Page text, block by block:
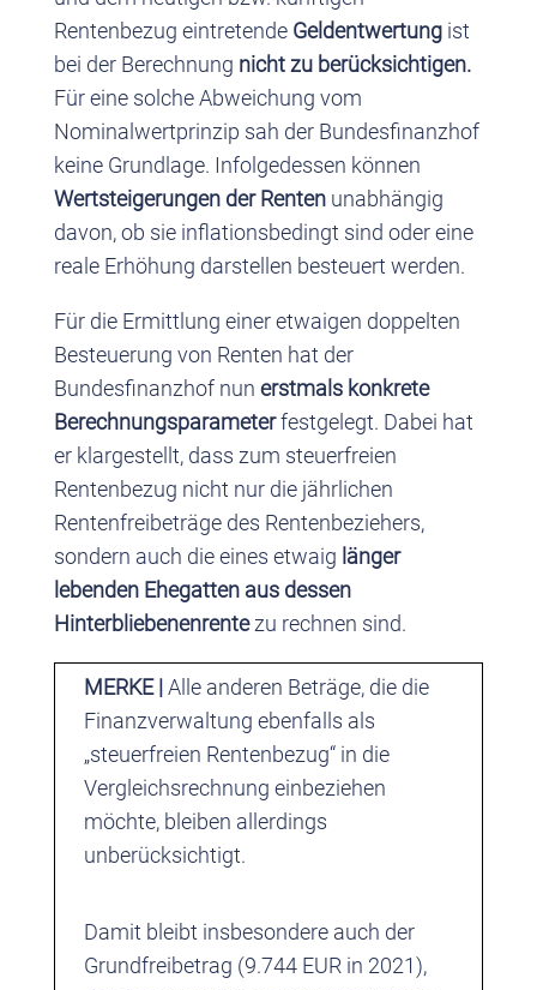
Rentenbezug eintretende Geldentwertungist
bei der Berechnung nicht zu berücksichtigen.
Für eine solche Abweichung vom
Nominalwertprinzip sah der Bundesfinanzhof
keine Grundlage. Infolgedessen können
Wertsteigerungen der Rentenunabhängig
davon, ob sie inflationsbedingt sind oder eine
reale Erhöhung darstellen besteuert werden.
Für die Ermittlung einer etwaigen doppelten
Besteuerung von Renten hat der
Bundesfinanzhof nun erstmals konkrete
Berechnungsparameterfestgelegt. Dabei hat
er klargestellt, dass zum steuerfreien
Rentenbezug nicht nur die jährlichen
Rentenfreibeträge des Rentenbeziehers,
sondern auch die eines etwaig länger
lebenden Ehegatten aus dessen
Hinterbliebenenrentezu rechnen sind.
MERKE | Alle anderen Beträge, die die
Finanzverwaltung ebenfalls als
„steuerfreien Rentenbezug“ in die
Vergleichsrechnung einbeziehen
möchte, bleiben allerdings
unberücksichtigt.
Damit bleibt insbesondere auch der
Grundfreibetrag (9.744 EUR in 2021),